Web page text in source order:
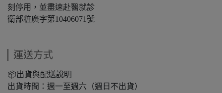
刻停用，並盡速赴醫就診
衛部粧廣字第10406071號
運送方式
📦出貨與配送說明
出貨時間：週一至週六（週日不出貨）